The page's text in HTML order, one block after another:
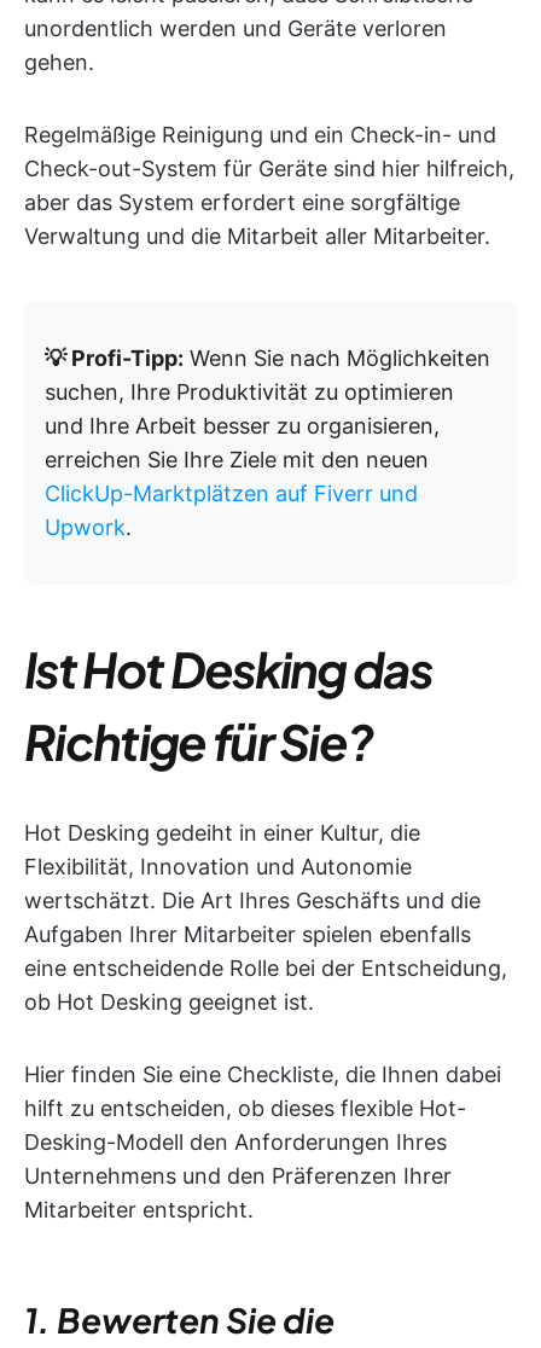
unordentlich werden und Geräte verloren
gehen.
Regelmäßige Reinigung und ein Check-in- und
Check-out-System für Geräte sind hier hilfreich,
aber das System erfordert eine sorgfältige
Verwaltung und die Mitarbeit aller Mitarbeiter.
💡 Profi-Tipp: Wenn Sie nach Möglichkeiten
suchen, Ihre Produktivität zu optimieren
und Ihre Arbeit besser zu organisieren,
erreichen Sie Ihre Ziele mit den neuen
ClickUp-Marktplätzen auf Fiverr und
Upwork.
Ist Hot Desking das
Richtige für Sie?
Hot Desking gedeiht in einer Kultur, die
Flexibilität, Innovation und Autonomie
wertschätzt. Die Art Ihres Geschäfts und die
Aufgaben Ihrer Mitarbeiter spielen ebenfalls
eine entscheidende Rolle bei der Entscheidung,
ob Hot Desking geeignet ist.
Hier finden Sie eine Checkliste, die Ihnen dabei
hilft zu entscheiden, ob dieses flexible Hot-
Desking-Modell den Anforderungen Ihres
Unternehmens und den Präferenzen Ihrer
Mitarbeiter entspricht.
1. Bewerten Sie die